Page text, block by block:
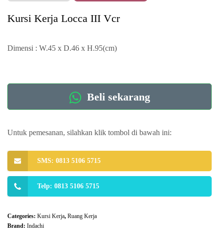
Kursi Kerja Locca III Vcr
Dimensi : W.45 x D.46 x H.95(cm)
Beli sekarang
Untuk pemesanan, silahkan klik tombol di bawah ini:
SMS: 0813 5106 5715
Telp: 0813 5106 5715
Categories: Kursi Kerja, Ruang Kerja
Brand: Indachi